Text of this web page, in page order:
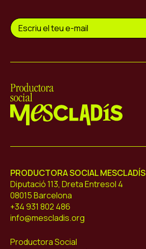
PRODUCTORA SOCIAL MESCLADÍS
Diputació 113, Dreta Entresol 4
08015 Barcelona
+34 931 802 486
info@mescladis.org
Productora Social